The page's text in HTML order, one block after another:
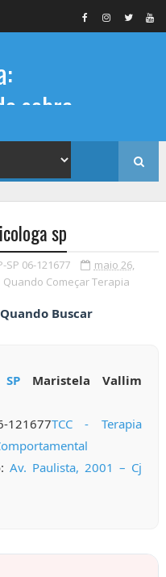
sobre
terapia
e presencial,
sp
06-121677
maio 26,
Quando Começar Terapia
Buscar
Maristela Vallim
121677TCC - Terapia
Av. Paulista, 2001 – Cj